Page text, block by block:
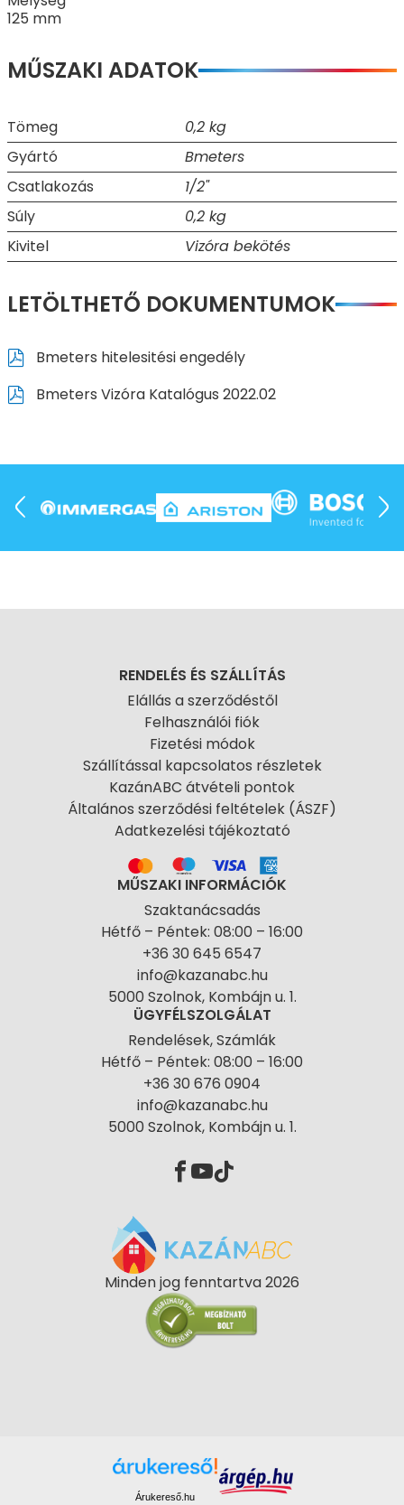
125 mm
MŰSZAKI ADATOK
Tömeg
0,2 kg
Gyártó
Bmeters
Csatlakozás
1/2"
Súly
0,2 kg
Kivitel
Vizóra bekötés
LETÖLTHETŐ DOKUMENTUMOK
Bmeters hitelesitési engedély
Bmeters Vizóra Katalógus 2022.02
RENDELÉS ÉS SZÁLLÍTÁS
Elállás a szerződéstől
Felhasználói fiók
Fizetési módok
Szállítással kapcsolatos részletek
KazánABC átvételi pontok
Általános szerződési feltételek (ÁSZF)
Adatkezelési tájékoztató
MŰSZAKI INFORMÁCIÓK
Szaktanácsadás
Hétfő – Péntek: 08:00 – 16:00
+36 30 645 6547
info@kazanabc.hu
5000 Szolnok, Kombájn u. 1.
ÜGYFÉLSZOLGÁLAT
Rendelések, Számlák
Hétfő – Péntek: 08:00 – 16:00
+36 30 676 0904
info@kazanabc.hu
5000 Szolnok, Kombájn u. 1.
Minden jog fenntartva 2026
Árukereső.hu